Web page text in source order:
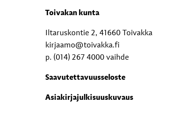
Toivakan kunta
Iltaruskontie 2, 41660 Toivakka
kirjaamo@toivakka.fi
p. (014) 267 4000 vaihde
Saavutettavuusseloste
Asiakirjajulkisuuskuvaus